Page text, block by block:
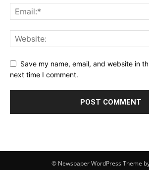
Save my name, email, and website in
next time I comment.
© Newspaper WordPress Theme